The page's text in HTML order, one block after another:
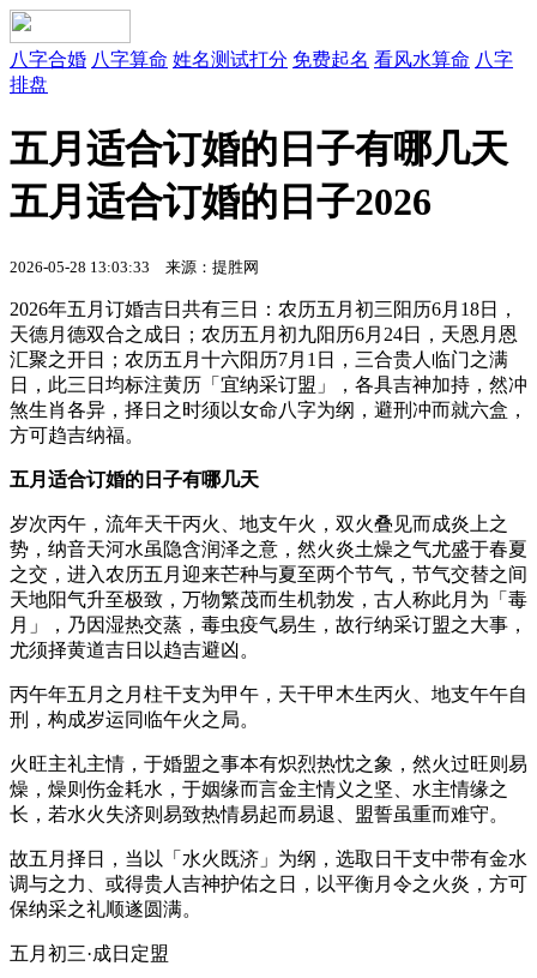
八字合婚 八字算命 姓名测试打分 免费起名 看风水算命 八字
排盘
五月适合订婚的日子有哪几天
五月适合订婚的日子2026
2026-05-28 13:03:33 来源：提胜网
2026年五月订婚吉日共有三日：农历五月初三阳历6月18日，
天德月德双合之成日；农历五月初九阳历6月24日，天恩月恩
汇聚之开日；农历五月十六阳历7月1日，三合贵人临门之满
日，此三日均标注黄历「宜纳采订盟」，各具吉神加持，然冲
煞生肖各异，择日之时须以女命八字为纲，避刑冲而就六盒，
方可趋吉纳福。
五月适合订婚的日子有哪几天
岁次丙午，流年天干丙火、地支午火，双火叠见而成炎上之
势，纳音天河水虽隐含润泽之意，然火炎土燥之气尤盛于春夏
之交，进入农历五月迎来芒种与夏至两个节气，节气交替之间
天地阳气升至极致，万物繁茂而生机勃发，古人称此月为「毒
月」，乃因湿热交蒸，毒虫疫气易生，故行纳采订盟之大事，
尤须择黄道吉日以趋吉避凶。
丙午年五月之月柱干支为甲午，天干甲木生丙火、地支午午自
刑，构成岁运同临午火之局。
火旺主礼主情，于婚盟之事本有炽烈热忱之象，然火过旺则易
燥，燥则伤金耗水，于姻缘而言金主情义之坚、水主情缘之
长，若水火失济则易致热情易起而易退、盟誓虽重而难守。
故五月择日，当以「水火既济」为纲，选取日干支中带有金水
调与之力、或得贵人吉神护佑之日，以平衡月令之火炎，方可
保纳采之礼顺遂圆满。
五月初三·成日定盟